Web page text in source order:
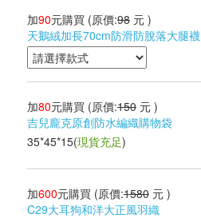
加90元購買 (原價:98 元 )
天鵝絨加長70cm防滑防脫落大腿襪
加80元購買 (原價:150 元 )
吉兒龐克原創防水編織購物袋
35*45*15(現貨充足)
加600元購買 (原價:1580 元 )
C29大耳狗和洋大正風羽織